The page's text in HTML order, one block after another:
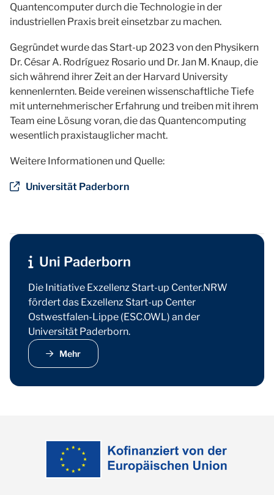
Quantencomputer durch die Technologie in der
industriellen Praxis breit einsetzbar zu machen.
Gegründet wurde das Start-up 2023 von den Physikern
Dr. César A. Rodríguez Rosario und Dr. Jan M. Knaup, die
sich während ihrer Zeit an der Harvard University
kennenlernten. Beide vereinen wissenschaftliche Tiefe
mit unternehmerischer Erfahrung und treiben mit ihrem
Team eine Lösung voran, die das Quantencomputing
wesentlich praxistauglicher macht.
Weitere Informationen und Quelle:
Universität Paderborn
Uni Paderborn
Die Initiative Exzellenz Start-up Center.NRW
fördert das Exzellenz Start-up Center
Ostwestfalen-Lippe (ESC.OWL) an der
Universität Paderborn.
Mehr